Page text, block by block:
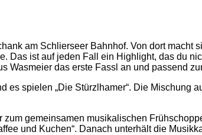
am Schlierseer Bahnhof. Von dort
Das ist auf jeden Fall ein Highlight, das du
das erste Fassl an und passend
es spielen „Die Stürzlhamer“. Die Mischung
gemeinsamen musikalischen
und Kuchen“. Danach unterhält die